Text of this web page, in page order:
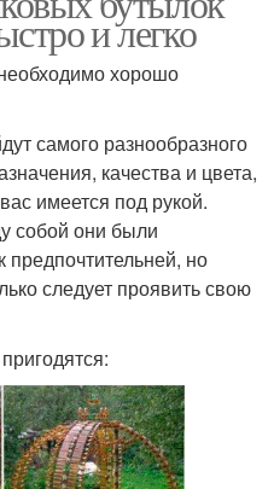
и легко
хорошо
самого разнообразного
качества и цвета,
имеется под рукой.
собой они были
но
следует проявить свою